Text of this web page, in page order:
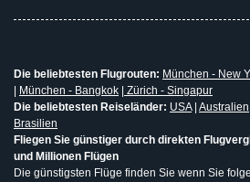
Die beliebtesten Flugrouten: München - New
München - Bangkok
Zürich - Singapur
Die beliebtesten Reiseländer: USA| Australien
Brasilien
Fliegen Sie günstiger durch direkten
und Millionen Flügen
Die günstigsten Flüge finden Sie wenn Sie